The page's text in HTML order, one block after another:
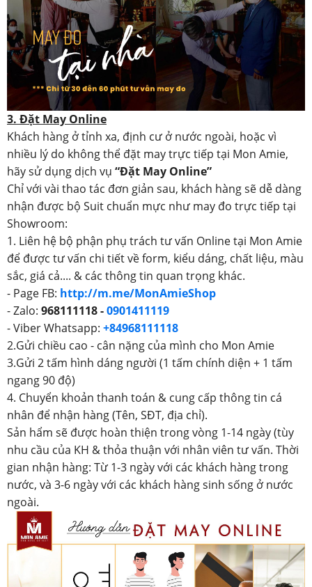
3. Đặt May Online
Khách hàng ở tỉnh xa, định cư ở nước ngoài, hoặc vì
nhiều lý do không thể đặt may trực tiếp tại Mon Amie,
hãy sử dụng dịch vụ “Đặt May Online”
Chỉ với vài thao tác đơn giản sau, khách hàng sẽ dễ dàng
nhận được bộ Suit chuẩn mực như may đo trực tiếp tại
Showroom:
1. Liên hệ bộ phận phụ trách tư vấn Online tại Mon Amie
để được tư vấn chi tiết về form, kiểu dáng, chất liệu, màu
sắc, giá cả.... & các thông tin quan trọng khác.
- Page FB: http://m.me/MonAmieShop
- Zalo: 968111118 -0901411119
- Viber Whatsapp: +84968111118
2.Gửi chiều cao - cân nặng của mình cho Mon Amie
3.Gửi 2 tấm hình dáng người (1 tấm chính diện + 1 tấm
ngang 90 độ)
4. Chuyển khoản thanh toán & cung cấp thông tin cá
nhân để nhận hàng (Tên, SĐT, địa chỉ).
Sản hẩm sẽ được hoàn thiện trong vòng 1-14 ngày (tùy
nhu cầu của KH & thỏa thuận với nhân viên tư vấn. Thời
gian nhận hàng: Từ 1-3 ngày với các khách hàng trong
nước, và 3-6 ngày với các khách hàng sinh sống ở nước
ngoài.